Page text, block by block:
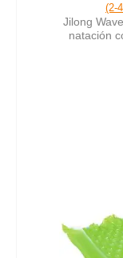
(2-
Jilong
natación